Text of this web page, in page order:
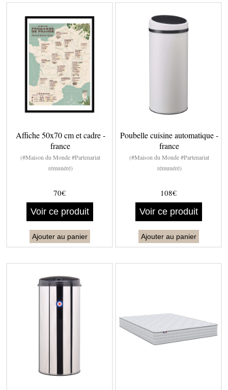
Affiche 50x70 cm et cadre -
france
(#Maison du Monde #Partenariat
rémunéré)
70€
Voir ce produit
Ajouter au panier
Poubelle cuisine automatique -
france
(#Maison du Monde #Partenariat
rémunéré)
108€
Voir ce produit
Ajouter au panier